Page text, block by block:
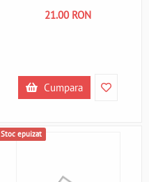
STPX630 B39018281
21.00 RON
Cumpara
Stoc epuizat